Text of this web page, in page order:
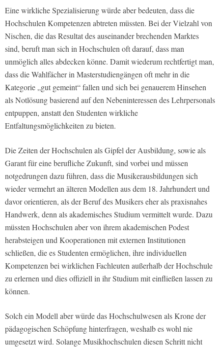
Eine wirkliche Spezialisierung würde aber bedeuten, dass die
Hochschulen Kompetenzen abtreten müssten. Bei der Vielzahl von
Nischen, die das Resultat des auseinander brechenden Marktes
sind, beruft man sich in Hochschulen oft darauf, dass man
unmöglich alles abdecken könne. Damit wiederum rechtfertigt man,
dass die Wahlfächer in Masterstudiengängen oft mehr in die
Kategorie „gut gemeint“ fallen und sich bei genauerem Hinsehen
als Notlösung basierend auf den Nebeninteressen des Lehrpersonals
entpuppen, anstatt den Studenten wirkliche
Entfaltungsmöglichkeiten zu bieten.
Die Zeiten der Hochschulen als Gipfel der Ausbildung, sowie als
Garant für eine berufliche Zukunft, sind vorbei und müssen
notgedrungen dazu führen, dass die Musikerausbildungen sich
wieder vermehrt an älteren Modellen aus dem 18. Jahrhundert und
davor orientieren, als der Beruf des Musikers eher als praxisnahes
Handwerk, denn als akademisches Studium vermittelt wurde. Dazu
müssten Hochschulen aber von ihrem akademischen Podest
herabsteigen und Kooperationen mit externen Institutionen
schließen, die es Studenten ermöglichen, ihre individuellen
Kompetenzen bei wirklichen Fachleuten außerhalb der Hochschule
zu erlernen und dies offiziell in ihr Studium mit einfließen lassen zu
können.
Solch ein Modell aber würde das Hochschulwesen als Krone der
pädagogischen Schöpfung hinterfragen, weshalb es wohl nie
umgesetzt wird. Solange Musikhochschulen diesen Schritt nicht